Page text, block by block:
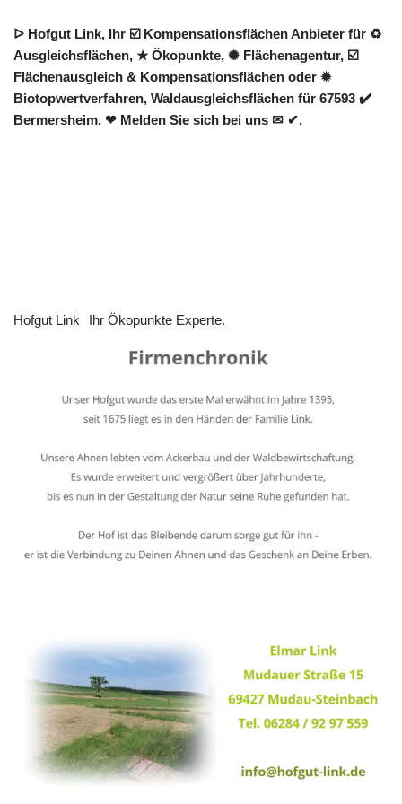
ᐅ Hofgut Link, Ihr ☑️ Kompensationsflächen Anbieter für ♻
Ausgleichsflächen, ★ Ökopunkte, ✺ Flächenagentur, ☑️
Flächenausgleich & Kompensationsflächen oder ✹
Biotopwertverfahren, Waldausgleichsflächen für 67593 ✔️
Bermersheim. ❤ Melden Sie sich bei uns ✉ ✔.
Hofgut Link Ihr Ökopunkte Experte.